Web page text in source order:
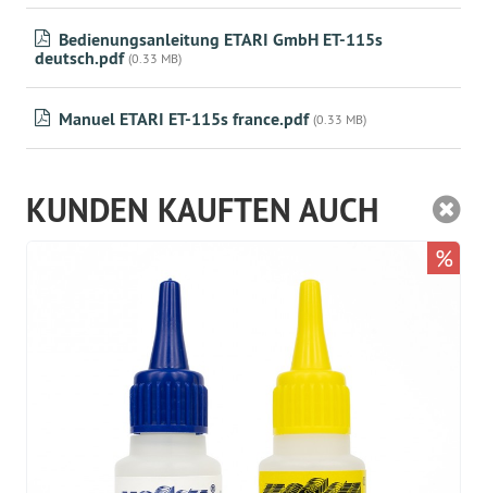
Bedienungsanleitung ETARI GmbH ET-115s
deutsch.pdf (0.33 MB)
Manuel ETARI ET-115s france.pdf (0.33 MB)
KUNDEN KAUFTEN AUCH
%